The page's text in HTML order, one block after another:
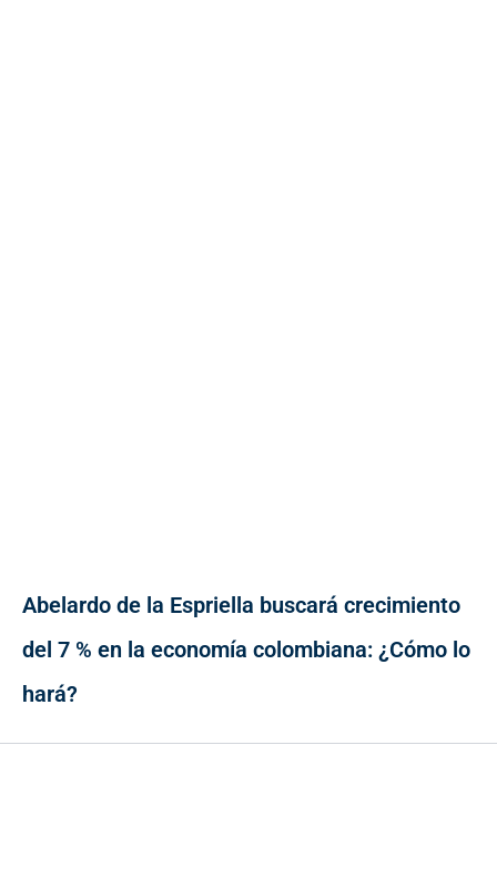
Abelardo de la Espriella buscará crecimiento
del 7 % en la economía colombiana: ¿Cómo lo
hará?